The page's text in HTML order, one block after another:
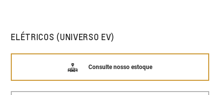
ELÉTRICOS (UNIVERSO EV)
Consulte nosso estoque